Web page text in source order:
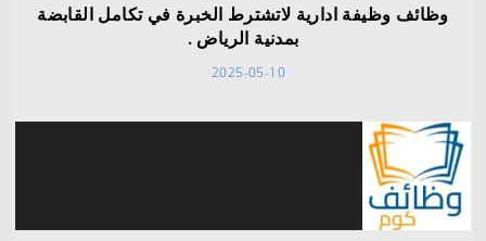
وظائف وظيفة ادارية لاتشترط الخبرة في تكامل القابضة
بمدنية الرياض .
2025-05-10